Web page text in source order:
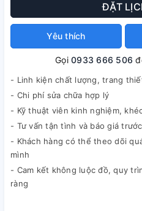
ĐẶT
Yêu thích
Gọi0933 666 506
- Linh kiện chất lượng, trang
- Chi phí sửa chữa hợp lý
- Kỹ thuật viên kinh nghiệm,
- Tư vấn tận tình và báo giá
- Khách hàng có thể theo dõi
mình
- Cam kết không luộc đồ, quy
ràng